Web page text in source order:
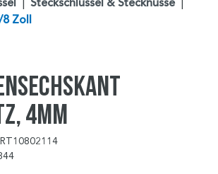
Steckschlüssel & Stecknüsse
8 Zoll
4mm